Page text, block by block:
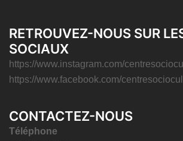
RETROUVEZ-NOUS SUR
SOCIAUX
https://www.instagram.com/
https://www.facebook.com/
CONTACTEZ-NOUS
Téléphone